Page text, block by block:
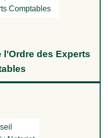
des Experts